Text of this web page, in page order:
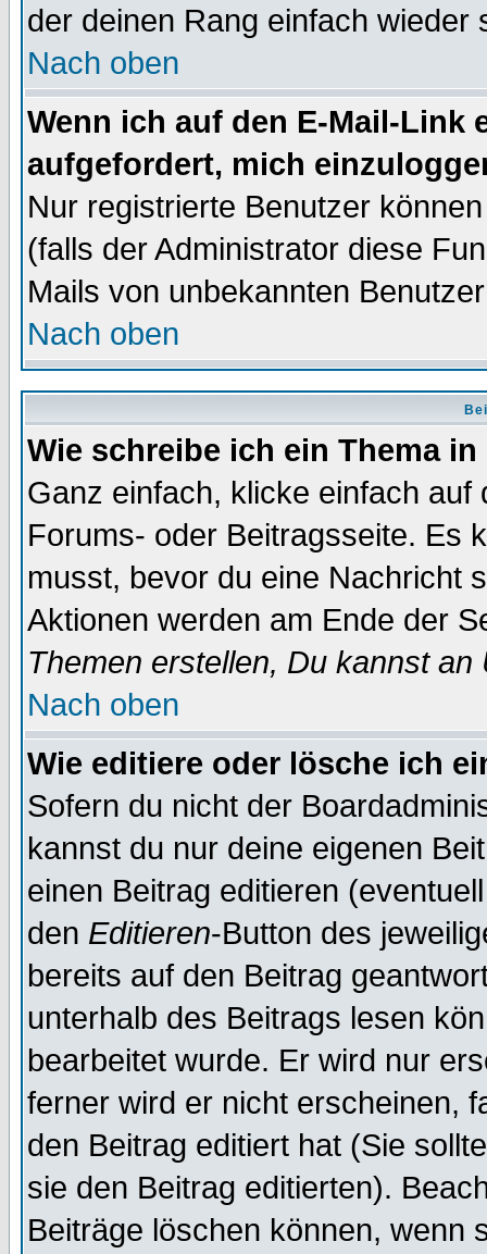
der deinen Rang einfach wieder
Nach oben
Wenn ich auf den E-Mail-Link
aufgefordert, mich
Nur registrierte Benutzer
(falls der Administrator diese
Mails von unbekannten
Nach oben
Wie schreibe ich ein Thema
Ganz einfach, klicke einfach
Forums- oder Beitragsseite. Es
musst, bevor du eine Nachricht
Aktionen werden am Ende der
Themen erstellen, Du kannst
Nach oben
Wie editiere oder lösche ich
Sofern du nicht der
kannst du nur deine eigenen
einen Beitrag editieren
den Editieren-Button des
bereits auf den Beitrag
unterhalb des Beitrags lesen
bearbeitet wurde. Er wird nur
ferner wird er nicht erscheinen,
den Beitrag editiert hat (Sie
sie den Beitrag editierten).
Beiträge löschen können, wenn